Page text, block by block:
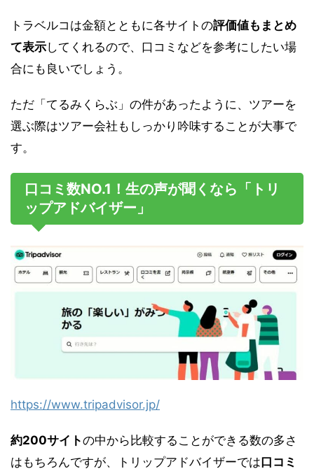
トラベルコは金額とともに各サイトの評価値もまとめ
て表示してくれるので、口コミなどを参考にしたい場
合にも良いでしょう。
ただ「てるみくらぶ」の件があったように、ツアーを
選ぶ際はツアー会社もしっかり吟味することが大事で
す。
口コミ数NO.1！生の声が聞くなら「トリ
ップアドバイザー」
https://www.tripadvisor.jp/
約200サイトの中から比較することができる数の多さ
はもちろんですが、トリップアドバイザーでは口コミ